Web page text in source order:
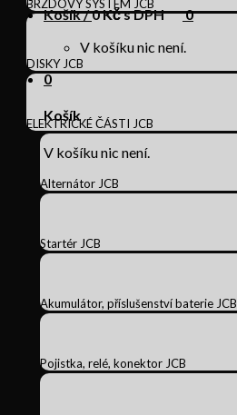
Košík /0Kč s DPH
0
V košíku nic není.
0
Košík
V košíku nic není.
BRZDOVÝ SYSTÉM JCB
DISKY JCB
ELEKTRICKÉ ČÁSTI JCB
Alternátor JCB
Startér JCB
Akumulátor, příslušenství baterie JCB
Pojistka, relé, konektor JCB